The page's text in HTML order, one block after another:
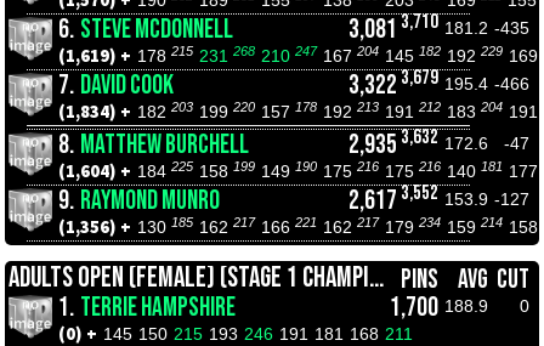
6. STEVE MCDONNELL 3,081 3,710 181.2 -435
(1,619) + 178 215 231 268 210 247 167 204 145 182 192 229 169
7. DAVID COOK 3,322 3,679 195.4 -466
(1,834) + 182 203 199 220 157 178 192 213 191 212 183 204 191
8. MATTHEW BURCHELL 2,935 3,632 172.6 -47
(1,604) + 184 225 158 199 149 190 175 216 175 216 140 181 177
9. RAYMOND MUNRO 2,617 3,552 153.9 -127
(1,356) + 130 185 162 217 166 221 162 217 179 234 159 214 158
ADULTS OPEN (FEMALE) (STAGE 1 CHAMPIONSHIPS) PINS AVG CUT
1. TERRIE HAMPSHIRE 1,700 188.9 0
(0) + 145 150 215 193 246 191 181 168 211